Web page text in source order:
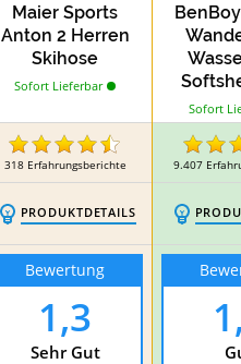
Maier Sports
Anton 2 Herren
Skihose
Sofort Lieferbar
Sofort
318 Erfahrungsberichte 9.407
PRODUKTDETAILS
Bewertung
1,3
Sehr Gut